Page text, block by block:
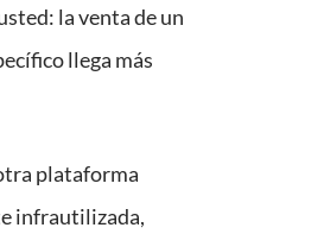
la venta de un
llega más
plataforma
infrautilizada,